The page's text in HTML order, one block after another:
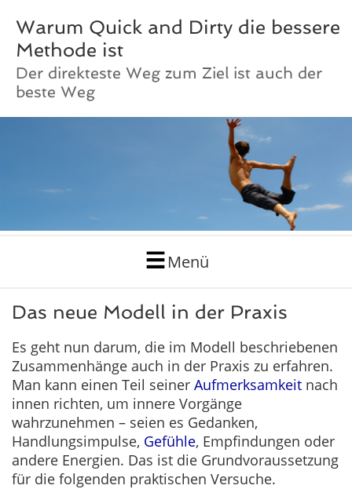
Warum Quick and Dirty die bessere
Methode ist
Der direkteste Weg zum Ziel ist auch der
beste Weg
Menü
Das neue Modell in der Praxis
Es geht nun darum, die im Modell beschriebenen
Zusammenhänge auch in der Praxis zu erfahren.
Man kann einen Teil seiner Aufmerksamkeit nach
innen richten, um innere Vorgänge
wahrzunehmen – seien es Gedanken,
Handlungsimpulse, Gefühle, Empfindungen oder
andere Energien. Das ist die Grundvoraussetzung
für die folgenden praktischen Versuche.